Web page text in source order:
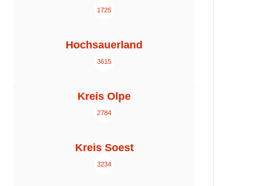
1725
Hochsauerland
3615
Kreis Olpe
2784
Kreis Soest
3234